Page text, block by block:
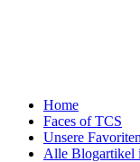
Home
Faces of TCS
Unsere Favoriten
Alle Blogartikel